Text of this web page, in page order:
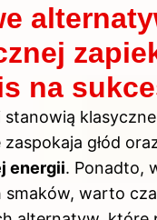
na
stanowią
głód
energii. Ponadto,
smaków, warto